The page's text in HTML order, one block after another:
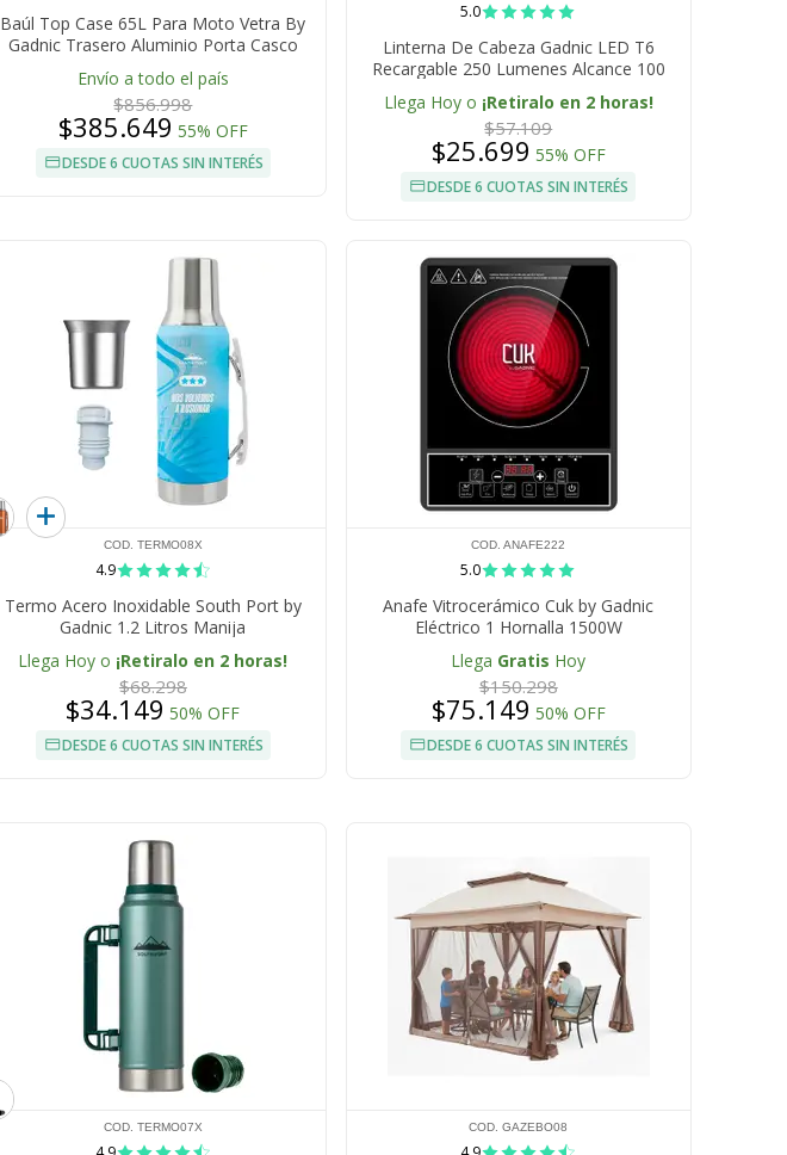
Baúl Top Case 65L Para Moto Vetra By
Gadnic Trasero Aluminio Porta Casco
Envío a todo el país
$856.998
$385.649 55% OFF
DESDE 6 CUOTAS SIN INTERÉS
5.0
Linterna De Cabeza Gadnic LED T6
Recargable 250 Lumenes Alcance 100
Metros USB IPX4 Bateria 18650
Llega Hoy o ¡Retiralo en 2 horas!
$57.109
$25.699 55% OFF
DESDE 6 CUOTAS SIN INTERÉS
COD. TERMO08X
4.9
Termo Acero Inoxidable South Port by
Gadnic 1.2 Litros Manija
Llega Hoy o ¡Retiralo en 2 horas!
$68.298
$34.149 50% OFF
DESDE 6 CUOTAS SIN INTERÉS
COD. ANAFE222
5.0
Anafe Vitrocerámico Cuk by Gadnic
Eléctrico 1 Hornalla 1500W
Llega Gratis Hoy
$150.298
$75.149 50% OFF
DESDE 6 CUOTAS SIN INTERÉS
COD. TERMO07X COD. GAZEBO08